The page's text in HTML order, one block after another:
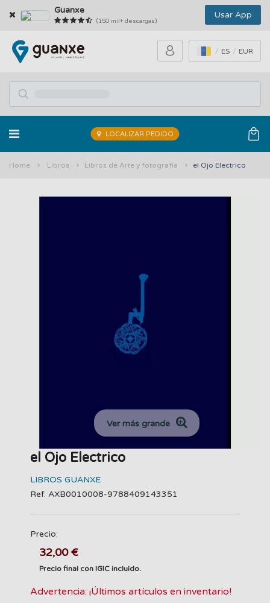
Guanxe
(150 mil+ descargas)
Usar App
ES EUR
LOCALIZAR PEDIDO
Home Libros Libros de Arte y fotografía el Ojo Electrico
Ver más grande
el Ojo Electrico
LIBROS GUANXE
Ref: AXB0010008-9788409143351
Precio:
32,00 €
Precio final con IGIC incluido.
Advertencia: ¡Últimos artículos en inventario!